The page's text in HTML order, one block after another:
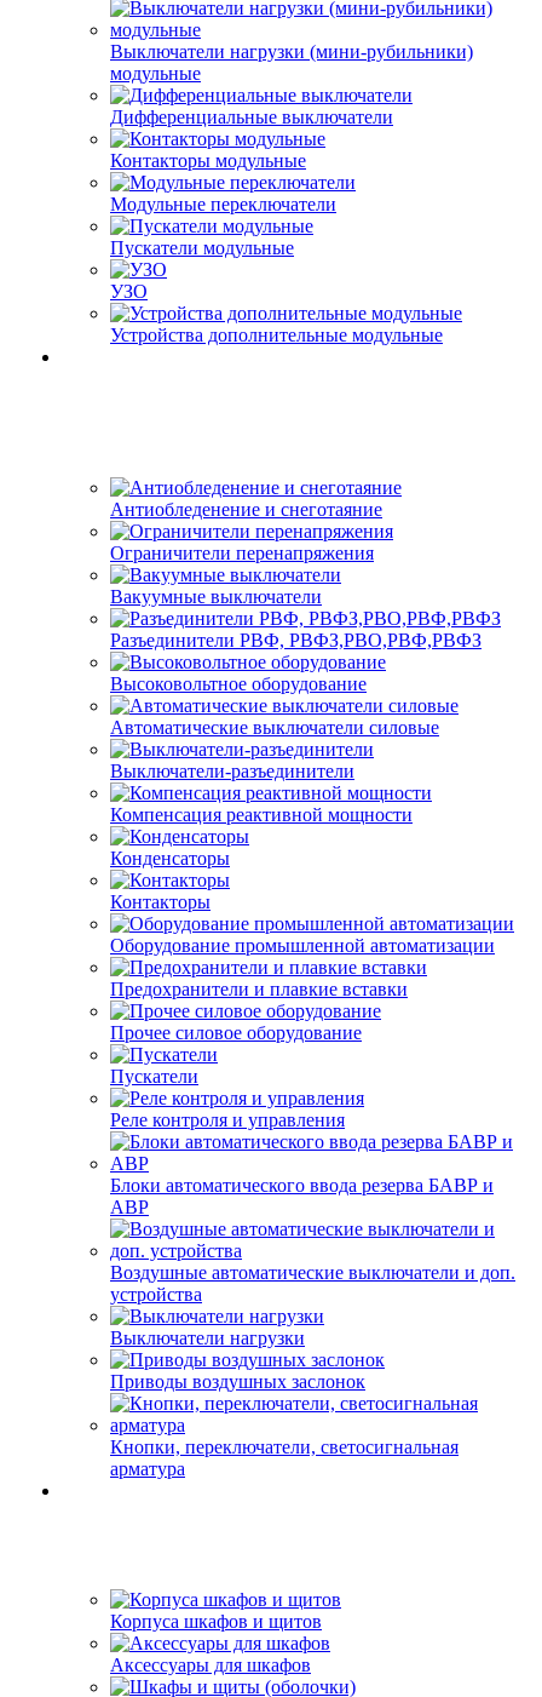
Выключатели нагрузки (мини-рубильники)
модульные
Дифференциальные выключатели
Контакторы модульные
Модульные переключатели
Пускатели модульные
УЗО
Устройства дополнительные модульные
Антиобледенение и снеготаяние
Ограничители перенапряжения
Вакуумные выключатели
Разъединители РВФ, РВФЗ,РВО,РВФ,РВФЗ
Высоковольтное оборудование
Автоматические выключатели cиловые
Выключатели-разъединители
Компенсация реактивной мощности
Конденсаторы
Контакторы
Оборудование промышленной автоматизации
Предохранители и плавкие вставки
Прочее силовое оборудование
Пускатели
Реле контроля и управления
Блоки автоматического ввода резерва БАВР и
АВР
Воздушные автоматические выключатели и доп.
устройства
Выключатели нагрузки
Приводы воздушных заслонок
Кнопки, переключатели, светосигнальная
арматура
Корпуса шкафов и щитов
Аксессуары для шкафов